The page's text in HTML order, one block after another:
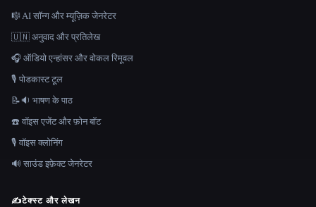
🎼 AI सॉन्ग और म्यूज़िक जेनरेटर
🇺🇳 अनुवाद और प्रतिलेख
🎧 ऑडियो एन्हांसर और वोकल रिमूवल
🎙️ पोडकास्ट टूल
📝🔉 भाषण के पाठ
☎️ वॉइस एजेंट और फ़ोन बॉट
🎙️ वॉइस क्लोनिंग
🔊 साउंड इफ़ेक्ट जेनरेटर
✍️टेक्स्ट और लेखन